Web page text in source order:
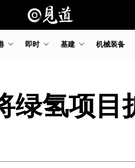
即时 基建 机械装备
绿氢项目